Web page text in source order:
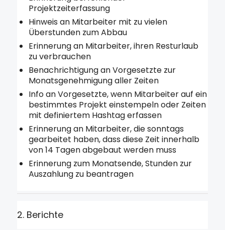
Projektzeiterfassung
Hinweis an Mitarbeiter mit zu vielen
Überstunden zum Abbau
Erinnerung an Mitarbeiter, ihren Resturlaub
zu verbrauchen
Benachrichtigung an Vorgesetzte zur
Monatsgenehmigung aller Zeiten
Info an Vorgesetzte, wenn Mitarbeiter auf ein
bestimmtes Projekt einstempeln oder Zeiten
mit definiertem Hashtag erfassen
Erinnerung an Mitarbeiter, die sonntags
gearbeitet haben, dass diese Zeit innerhalb
von 14 Tagen abgebaut werden muss
Erinnerung zum Monatsende, Stunden zur
Auszahlung zu beantragen
2. Berichte